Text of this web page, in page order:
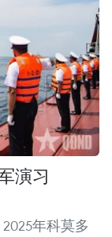
演习
年科莫多